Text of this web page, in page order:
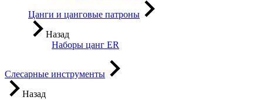
Цанги и цанговые патроны
Назад
Наборы цанг ER
Слесарные инструменты
Назад